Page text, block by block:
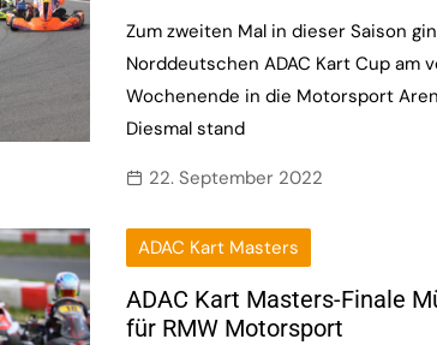
Zum zweiten Mal in dieser Saison
Norddeutschen ADAC Kart Cup am
Wochenende in die Motorsport
Diesmal stand
22. September 2022
ADAC Kart Masters
ADAC Kart Masters-Finale
für RMW Motorsport